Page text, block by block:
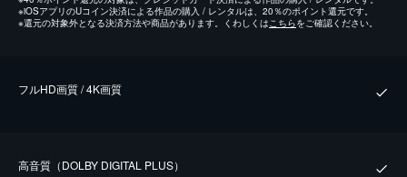
※iOSアプリのUコイン決済による作品の購入 / レンタルは、20％のポイント還元です。
※還元の対象外となる決済方法や商品があります。くわしくはこちらをご確認ください。
フルHD画質 / 4K画質
⾼⾳質（DOLBY DIGITAL PLUS）